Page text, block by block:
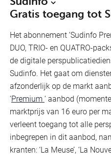
Gratis toegang tot
Het abonnement ‘Sudinfo
DUO, TRIO- en QUATRO-
de digitale
Sudinfo. Het gaat om
afzonderlijk op de markt
‘Premium ‘ aanbod
marktprijs van 16 euro per
verleent toegang tot alle
inbegrepen in dit aanbod,
kranten: ‘La Meuse’, ‘La